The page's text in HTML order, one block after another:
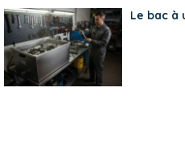
Le bac à